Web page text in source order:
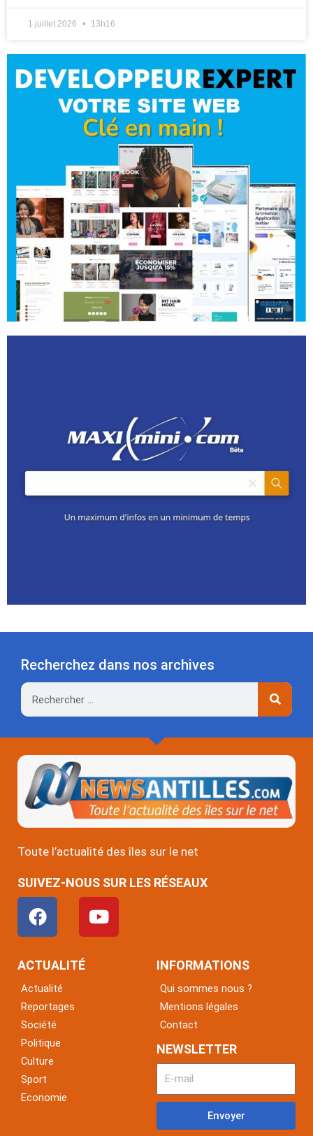
1 juillet 2026 13h16
Recherchez dans nos archives
Rechercher
Toute l’actualité des îles sur le net
SUIVEZ-NOUS SUR LES RÉSEAUX
F
a
c
e
o
o
k
Y
o
u
ACTUALITÉ
Actualité
Reportages
Société
Politique
Culture
Sport
Economie
INFORMATIONS
Qui sommes nous ?
Mentions légales
Contact
NEWSLETTER
Envoyer